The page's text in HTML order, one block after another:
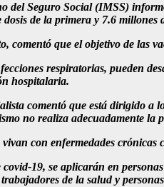
del Seguro Social (IMSS)
de la primera y 7.6 millones
que el objetivo de las
respiratorias, pueden
hospitalaria.
comentó que está dirigido a
no realiza adecuadamente
con enfermedades
19, se aplicarán en
de la salud y